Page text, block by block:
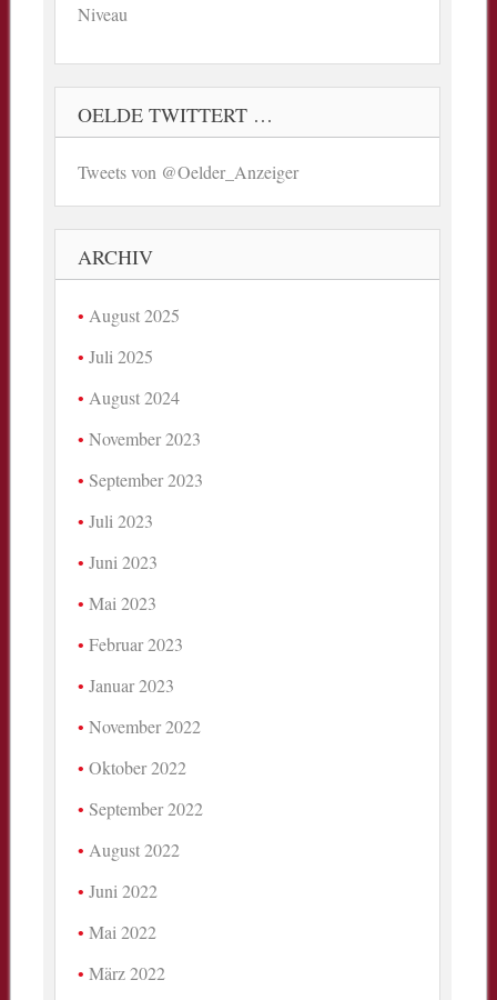
Niveau
OELDE TWITTERT …
Tweets von @Oelder_Anzeiger
ARCHIV
August 2025
Juli 2025
August 2024
November 2023
September 2023
Juli 2023
Juni 2023
Mai 2023
Februar 2023
Januar 2023
November 2022
Oktober 2022
September 2022
August 2022
Juni 2022
Mai 2022
März 2022